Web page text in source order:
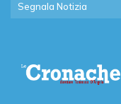
Segnala Notizia